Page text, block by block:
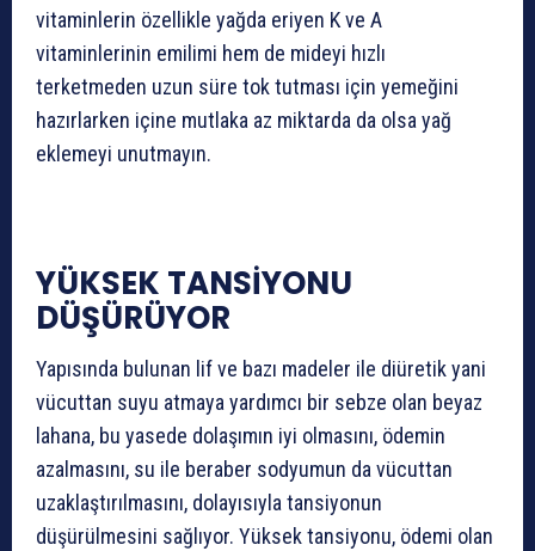
vitaminlerin özellikle yağda eriyen K ve A
vitaminlerinin emilimi hem de mideyi hızlı
terketmeden uzun süre tok tutması için yemeğini
hazırlarken içine mutlaka az miktarda da olsa yağ
eklemeyi unutmayın.
YÜKSEK TANSİYONU
DÜŞÜRÜYOR
Yapısında bulunan lif ve bazı madeler ile diüretik yani
vücuttan suyu atmaya yardımcı bir sebze olan beyaz
lahana, bu yasede dolaşımın iyi olmasını, ödemin
azalmasını, su ile beraber sodyumun da vücuttan
uzaklaştırılmasını, dolayısıyla tansiyonun
düşürülmesini sağlıyor. Yüksek tansiyonu, ödemi olan